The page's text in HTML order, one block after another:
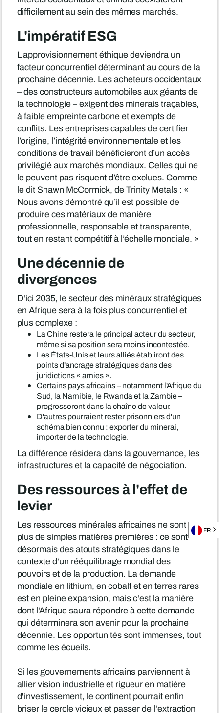
difficilement au sein des mêmes marchés.
L'impératif ESG
L'approvisionnement éthique deviendra un
facteur concurrentiel déterminant au cours de la
prochaine décennie. Les acheteurs occidentaux
– des constructeurs automobiles aux géants de
la technologie – exigent des minerais traçables,
à faible empreinte carbone et exempts de
conflits. Les entreprises capables de certifier
l’origine, l’intégrité environnementale et les
conditions de travail bénéficieront d’un accès
privilégié aux marchés mondiaux. Celles qui ne
le peuvent pas risquent d’être exclues. Comme
le dit Shawn McCormick, de Trinity Metals : «
Nous avons démontré qu’il est possible de
produire ces matériaux de manière
professionnelle, responsable et transparente,
tout en restant compétitif à l’échelle mondiale. »
Une décennie de
divergences
D'ici 2035, le secteur des minéraux stratégiques
en Afrique sera à la fois plus concurrentiel et
plus complexe :
La Chine restera le principal acteur du secteur,
même si sa position sera moins incontestée.
Les États-Unis et leurs alliés établiront des
points d'ancrage stratégiques dans des
juridictions « amies ».
Certains pays africains – notamment l'Afrique du
Sud, la Namibie, le Rwanda et la Zambie –
progresseront dans la chaîne de valeur.
D'autres pourraient rester prisonniers d'un
schéma bien connu : exporter du minerai,
importer de la technologie.
La différence résidera dans la gouvernance, les
infrastructures et la capacité de négociation.
Des ressources à l'effet de
levier
Les ressources minérales africaines ne sont
plus de simples matières premières : ce sont
désormais des atouts stratégiques dans le
contexte d'un rééquilibrage mondial des
pouvoirs et de la production. La demande
mondiale en lithium, en cobalt et en terres rares
est en pleine expansion, mais c'est la manière
dont l'Afrique saura répondre à cette demande
qui déterminera son avenir pour la prochaine
décennie. Les opportunités sont immenses, tout
comme les écueils.
Si les gouvernements africains parviennent à
allier vision industrielle et rigueur en matière
d'investissement, le continent pourrait enfin
briser le cercle vicieux et passer de l'extraction
FR